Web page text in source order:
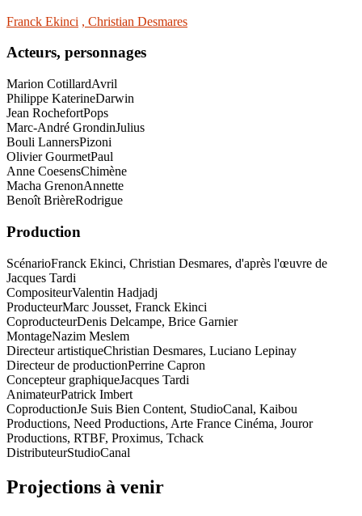
Franck Ekinci , Christian Desmares
Acteurs, personnages
Marion CotillardAvril
Philippe KaterineDarwin
Jean RochefortPops
Marc-André GrondinJulius
Bouli LannersPizoni
Olivier GourmetPaul
Anne CoesensChimène
Macha GrenonAnnette
Benoît BrièreRodrigue
Production
ScénarioFranck Ekinci, Christian Desmares, d'après l'œuvre de
Jacques Tardi
CompositeurValentin Hadjadj
ProducteurMarc Jousset, Franck Ekinci
CoproducteurDenis Delcampe, Brice Garnier
MontageNazim Meslem
Directeur artistiqueChristian Desmares, Luciano Lepinay
Directeur de productionPerrine Capron
Concepteur graphiqueJacques Tardi
AnimateurPatrick Imbert
CoproductionJe Suis Bien Content, StudioCanal, Kaibou
Productions, Need Productions, Arte France Cinéma, Jouror
Productions, RTBF, Proximus, Tchack
DistributeurStudioCanal
Projections à venir